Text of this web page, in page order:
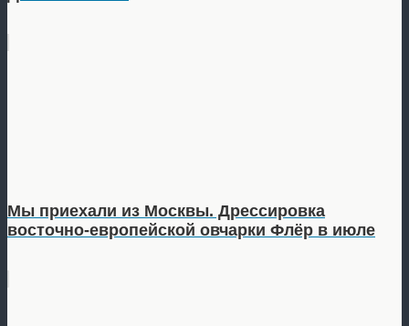
Мы приехали из Москвы. Дрессировка
восточно-европейской овчарки Флёр в июле